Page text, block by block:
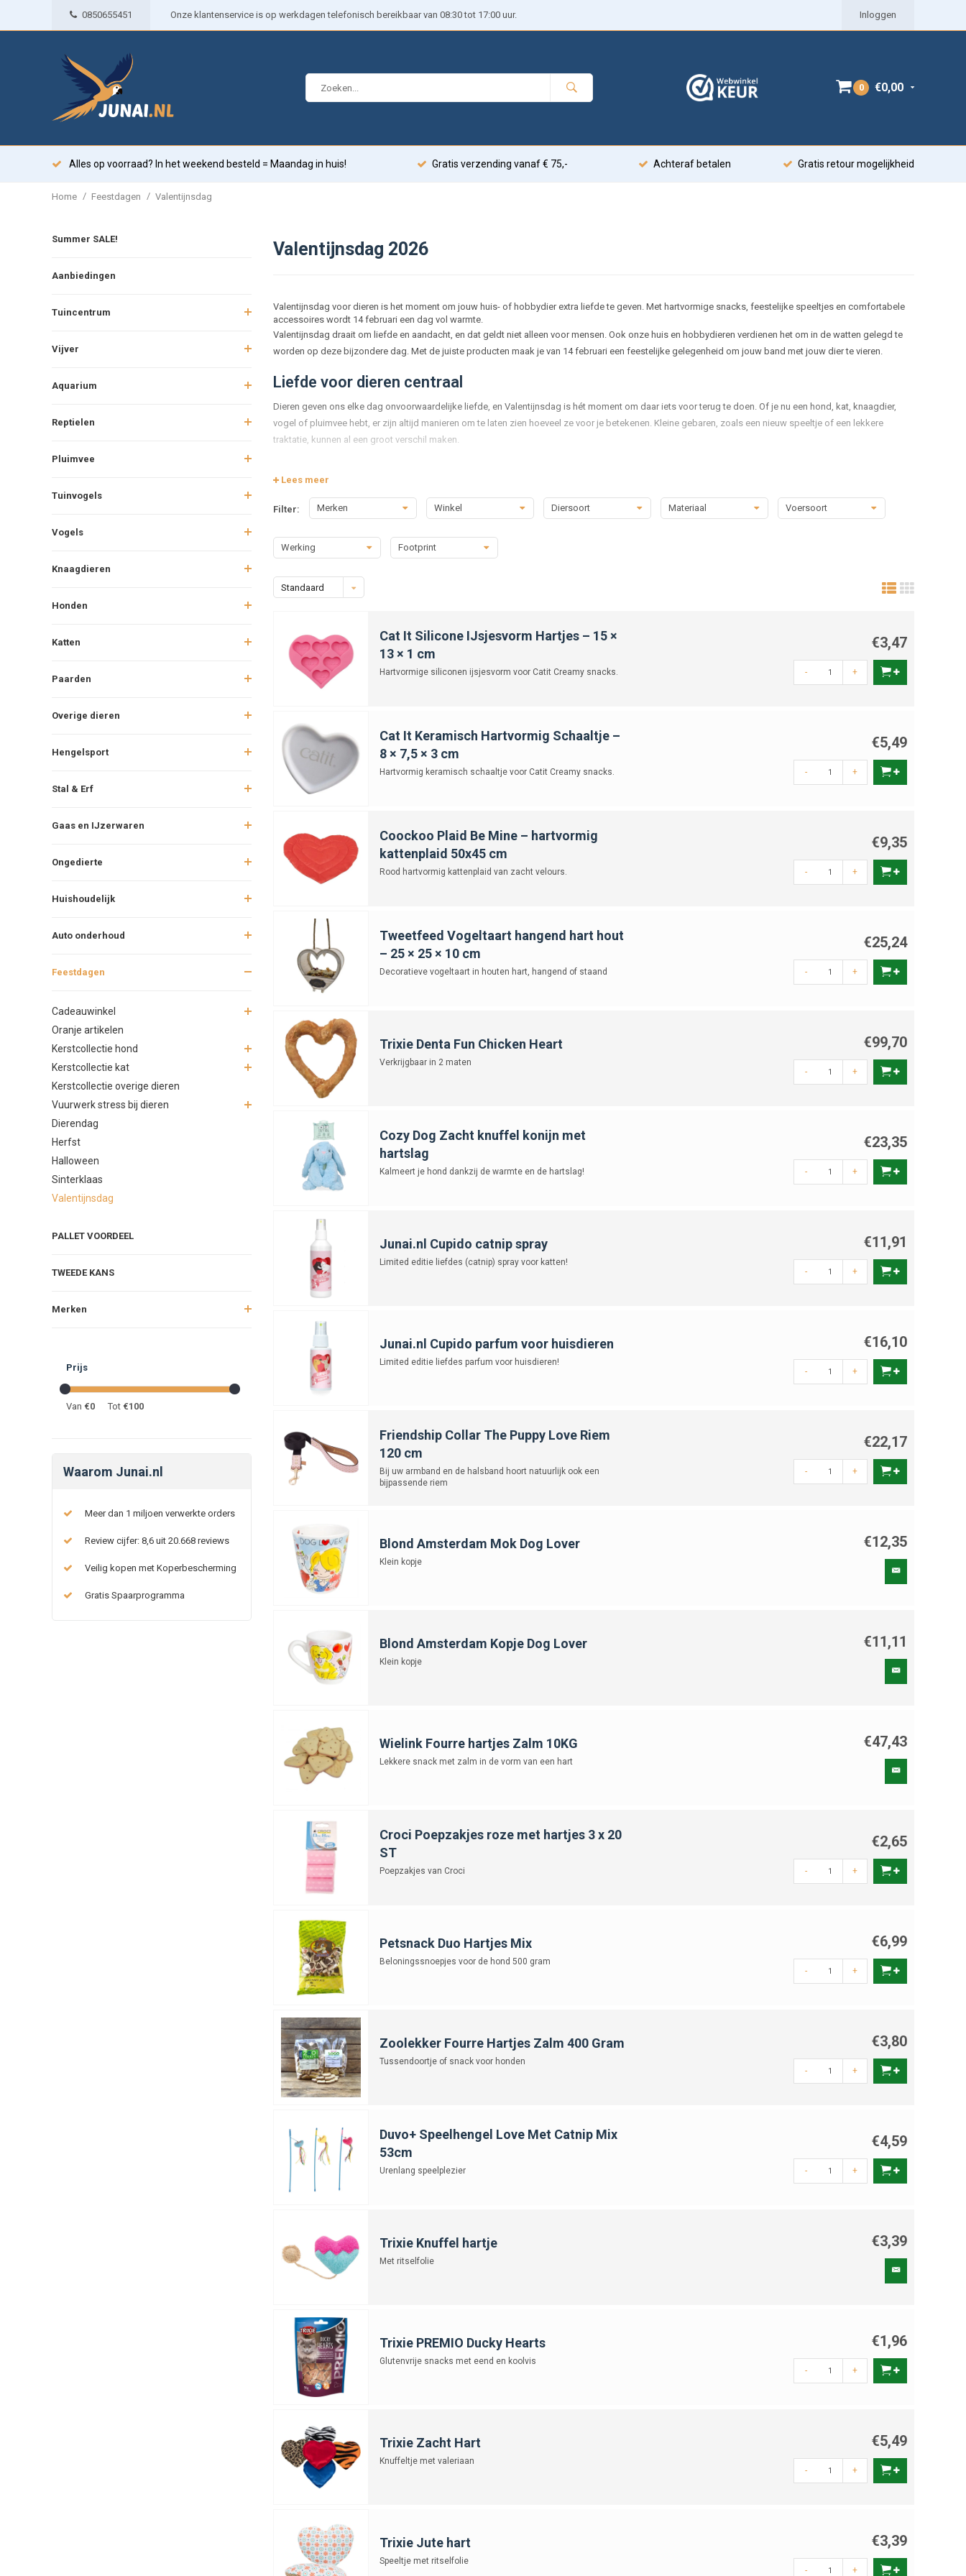
0850655451 Onze klantenservice is op werkdagen telefonisch bereikbaar van 08:30 tot 17:00 uur. Inloggen
0 €0,00
Alles op voorraad? In het weekend besteld = Maandag in huis! Gratis verzending vanaf € 75,- Achteraf betalen Gratis retour mogelijkheid
Home / Feestdagen / Valentijnsdag
Summer SALE!
Aanbiedingen
Tuincentrum
Vijver
Aquarium
Reptielen
Pluimvee
Tuinvogels
Vogels
Knaagdieren
Honden
Katten
Paarden
Overige dieren
Hengelsport
Stal & Erf
Gaas en IJzerwaren
Ongedierte
Huishoudelijk
Auto onderhoud
Feestdagen
Cadeauwinkel
Oranje artikelen
Kerstcollectie hond
Kerstcollectie kat
Kerstcollectie overige dieren
Vuurwerk stress bij dieren
Dierendag
Herfst
Halloween
Sinterklaas
Valentijnsdag
PALLET VOORDEEL
TWEEDE KANS
Merken
Prijs
Van €0 Tot €100
Waarom Junai.nl
Meer dan 1 miljoen verwerkte orders
Review cijfer: 8,6 uit 20.668 reviews
Veilig kopen met Koperbescherming
Gratis Spaarprogramma
Valentijnsdag 2026
Valentijnsdag voor dieren is het moment om jouw huis- of hobbydier extra liefde te geven. Met hartvormige snacks, feestelijke speeltjes en comfortabele
accessoires wordt 14 februari een dag vol warmte.
Valentijnsdag draait om liefde en aandacht, en dat geldt niet alleen voor mensen. Ook onze huis en hobbydieren verdienen het om in de watten gelegd te
worden op deze bijzondere dag. Met de juiste producten maak je van 14 februari een feestelijke gelegenheid om jouw band met jouw dier te vieren.
Liefde voor dieren centraal
Dieren geven ons elke dag onvoorwaardelijke liefde, en Valentijnsdag is hét moment om daar iets voor terug te doen. Of je nu een hond, kat, knaagdier,
vogel of pluimvee hebt, er zijn altijd manieren om te laten zien hoeveel ze voor je betekenen. Kleine gebaren, zoals een nieuw speeltje of een lekkere
traktatie, kunnen al een groot verschil maken.
zachte snacks voor katten of kleurrijke snackstaven voor knaagdieren. Voor vogels en pluimvee zijn er voedzame zadenmixen of gedroogde insecten die
Speeltjes en cadeaus
Net als bij mensen draait Valentijnsdag ook bij dieren om cadeautjes die laten zien dat je aan ze denkt. Voor honden zijn er knuffels in de vorm van hartjes,
piepspeeltjes of interactieve puzzelspeeltjes. Katten spelen graag met speelgoedmuisjes of hengelspeeltjes die uitgevoerd zijn in romantische kleuren
feestelijk.
Accessoires en comfort
Naast lekkers en speeltjes zijn er ook accessoires die bijdragen aan het comfort van jouw dier. Denk aan een zachte mand of kussen in Valentijnsstijl, een
Tips voor een liefdevolle dag
Valentijnsdag draait uiteindelijk om tijd en aandacht. Maak een extra lange wandeling met je hond, speel samen met je kat of geef je knaagdier een nieuw
speeltje om te ontdekken. Ook rustmomenten, zoals knuffelen of gewoon samen zijn, zijn waardevol. Let er wel op dat alle traktaties en accessoires veilig
Een dag vol warmte
Met speciale snacks, speeltjes en accessoires laat je jouw dier merken dat hij of zij een belangrijk deel van jouw leven is. Valentijnsdag wordt zo een feest
dat niet alleen draait om romantiek tussen mensen, maar ook om de bijzondere band tussen mens en dier. In deze categorie vind je alles om van 14
Lees meer
Filter: Merken Winkel Diersoort Materiaal Voersoort
Werking Footprint
Standaard
Cat It Silicone IJsjesvorm Hartjes – 15 ×
13 × 1 cm
Hartvormige siliconen ijsjesvorm voor Catit Creamy snacks.
€3,47
- +
Cat It Keramisch Hartvormig Schaaltje –
8 × 7,5 × 3 cm
Hartvormig keramisch schaaltje voor Catit Creamy snacks.
€5,49
- +
Coockoo Plaid Be Mine – hartvormig
kattenplaid 50x45 cm
Rood hartvormig kattenplaid van zacht velours.
€9,35
- +
Tweetfeed Vogeltaart hangend hart hout
– 25 × 25 × 10 cm
Decoratieve vogeltaart in houten hart, hangend of staand
€25,24
- +
Trixie Denta Fun Chicken Heart
Verkrijgbaar in 2 maten
€99,70
- +
Cozy Dog Zacht knuffel konijn met
hartslag
Kalmeert je hond dankzij de warmte en de hartslag!
€23,35
- +
Junai.nl Cupido catnip spray
Limited editie liefdes (catnip) spray voor katten!
€11,91
- +
Junai.nl Cupido parfum voor huisdieren
Limited editie liefdes parfum voor huisdieren!
€16,10
- +
Friendship Collar The Puppy Love Riem
120 cm
Bij uw armband en de halsband hoort natuurlijk ook een
bijpassende riem
€22,17
- +
Blond Amsterdam Mok Dog Lover
Klein kopje
€12,35
Blond Amsterdam Kopje Dog Lover
Klein kopje
€11,11
Wielink Fourre hartjes Zalm 10KG
Lekkere snack met zalm in de vorm van een hart
€47,43
Croci Poepzakjes roze met hartjes 3 x 20
ST
Poepzakjes van Croci
€2,65
- +
Petsnack Duo Hartjes Mix
Beloningssnoepjes voor de hond 500 gram
€6,99
- +
Zoolekker Fourre Hartjes Zalm 400 Gram
Tussendoortje of snack voor honden
€3,80
- +
Duvo+ Speelhengel Love Met Catnip Mix
53cm
Urenlang speelplezier
€4,59
- +
Trixie Knuffel hartje
Met ritselfolie
€3,39
Trixie PREMIO Ducky Hearts
Glutenvrije snacks met eend en koolvis
€1,96
- +
Trixie Zacht Hart
Knuffeltje met valeriaan
€5,49
- +
Trixie Jute hart
Speeltje met ritselfolie
€3,39
- +